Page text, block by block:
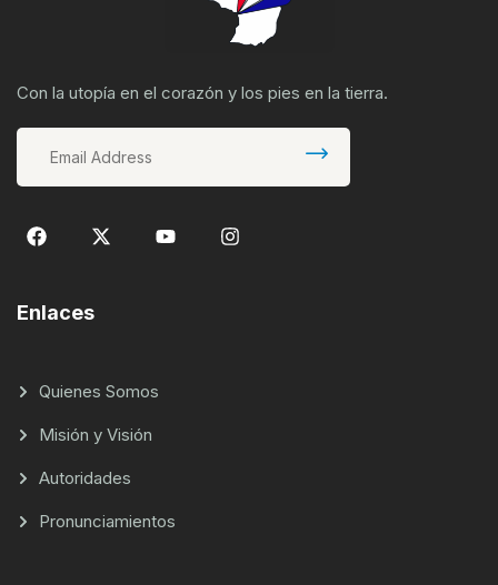
Con la utopía en el corazón y los pies en la tierra.
Enlaces
Quienes Somos
Misión y Visión
Autoridades
Pronunciamientos